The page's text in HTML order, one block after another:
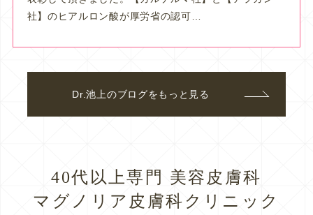
社】のヒアルロン酸が厚労省の認可…
Dr.池上のブログをもっと見る
40代以上専門 美容皮膚科
マグノリア皮膚科クリニック